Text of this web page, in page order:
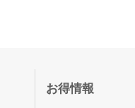
お得情報